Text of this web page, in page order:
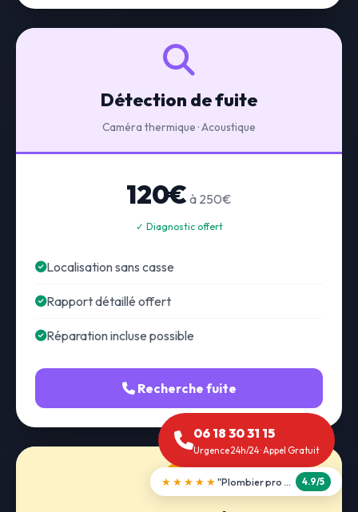
Détection de fuite
Caméra thermique · Acoustique
120€ à 250€
✓ Diagnostic offert
Localisation sans casse
Rapport détaillé offert
Réparation incluse possible
Recherche fuite
06 18 30 31 15
Urgence 24h/24 · Appel Gratuit
★★★★★ "Débouchage WC en 30 min" 5.0/5